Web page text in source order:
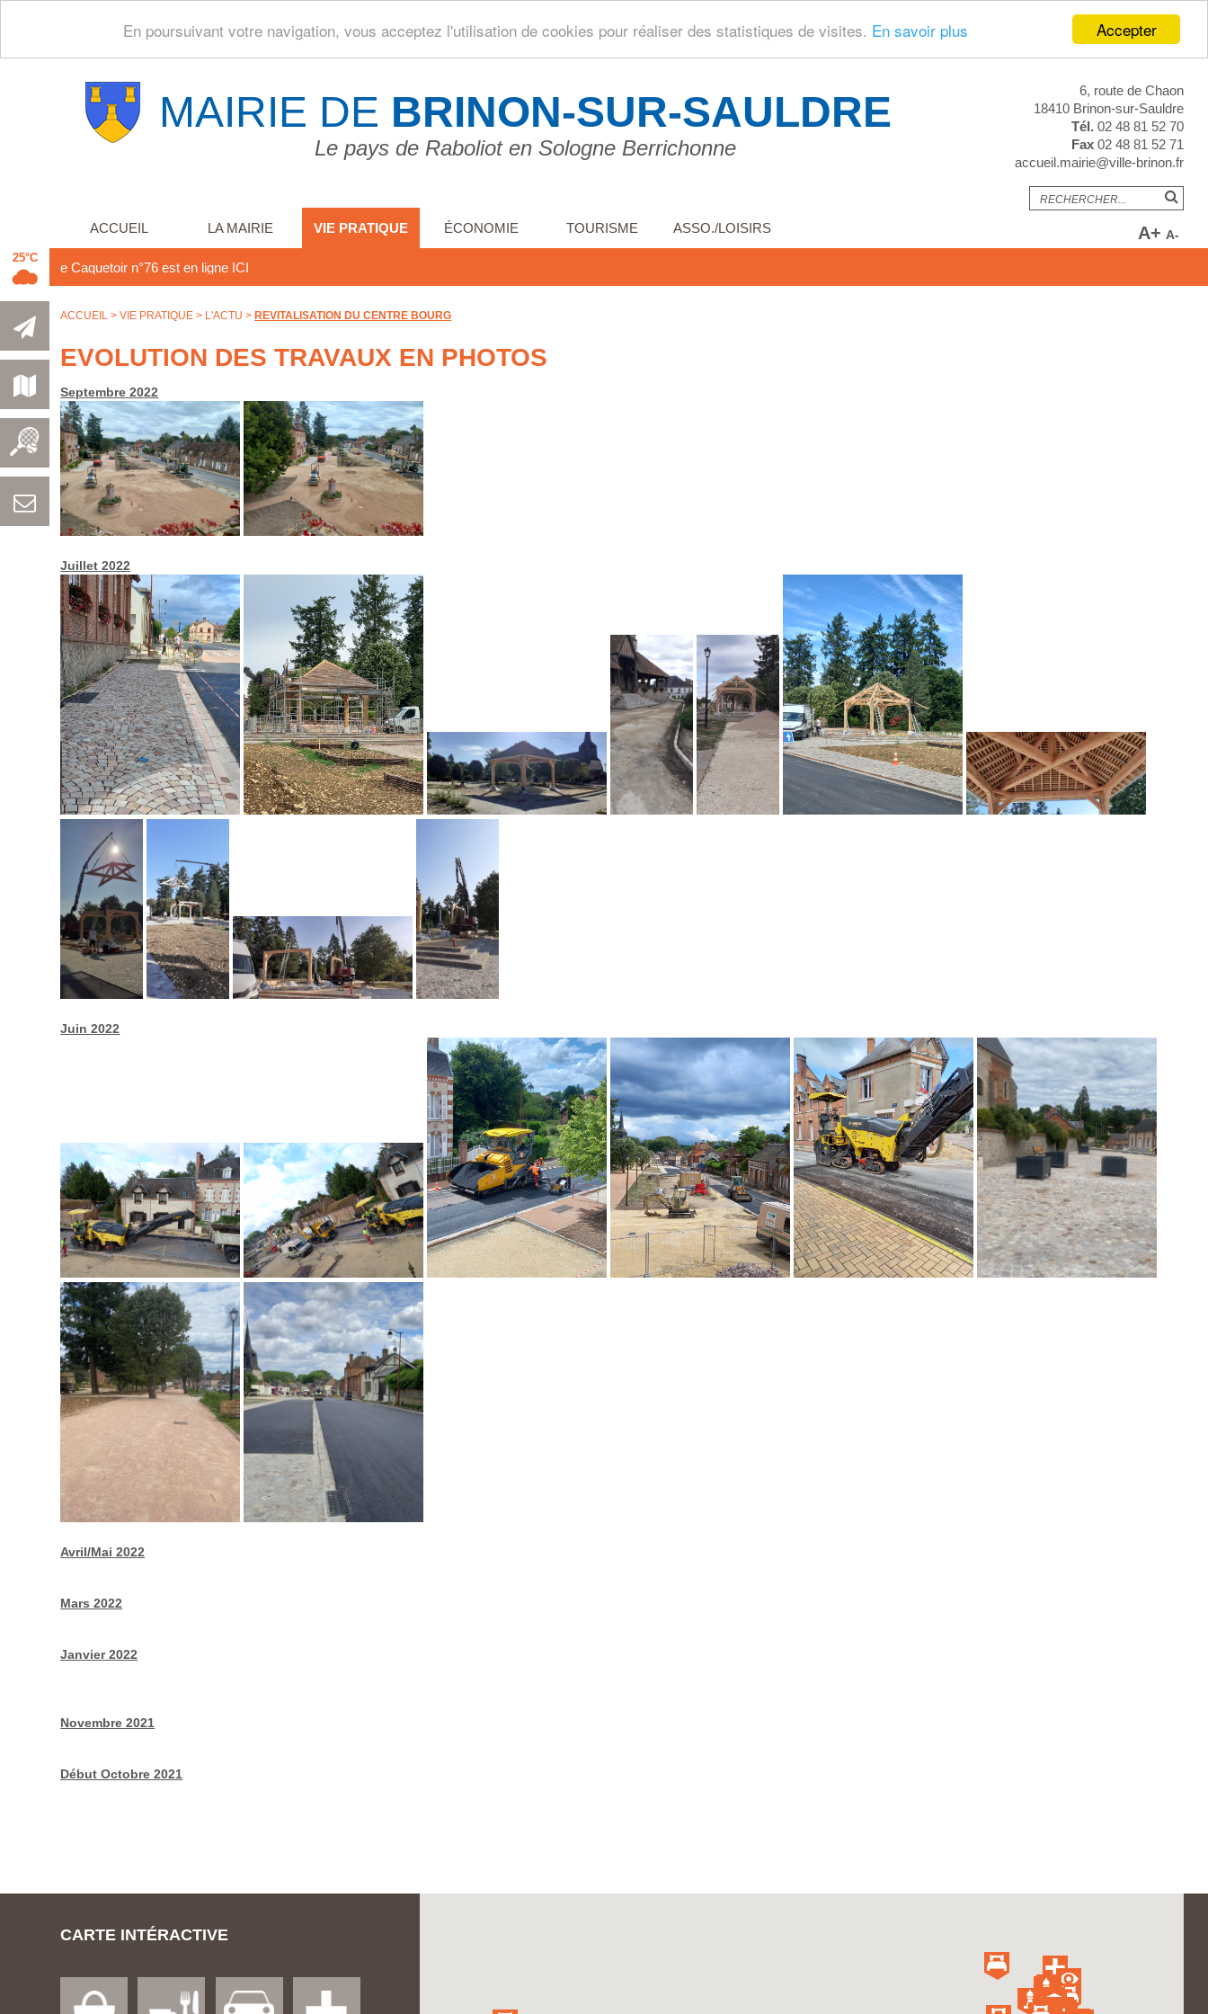
Accepter
En poursuivant votre navigation, vous acceptez l'utilisation de cookies pour réaliser des statistiques de visites. En savoir plus
MAIRIE DE BRINON-SUR-SAULDRE
Le pays de Raboliot en Sologne Berrichonne
ACCUEIL LA MAIRIE VIE PRATIQUE ÉCONOMIE TOURISME ASSO./LOISIRS
6, route de Chaon
18410 Brinon-sur-Sauldre
Tél. 02 48 81 52 70
Fax 02 48 81 52 71
accueil.mairie@ville-brinon.fr
A-
A+
25°C
Caquetoir n°76 est en ligneICI
ACCUEIL>VIE PRATIQUE > L'ACTU > REVITALISATION DU CENTRE BOURG
EVOLUTION DES TRAVAUX EN PHOTOS
Septembre 2022
Juillet 2022
Juin 2022
Avril/Mai 2022
Mars 2022
Janvier 2022
Novembre 2021
Début Octobre 2021
CARTE INTÉRACTIVE